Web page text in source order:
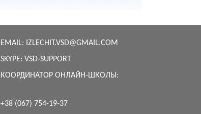
EMAIL: IZLECHIT.VSD@GMAIL.COM
SKYPE: VSD-SUPPORT
КООРДИНАТОР ОНЛАЙН-ШКОЛЫ:
+38 (067) 754-19-37